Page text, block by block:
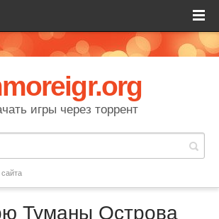
игры через торрент
Туманы Острова